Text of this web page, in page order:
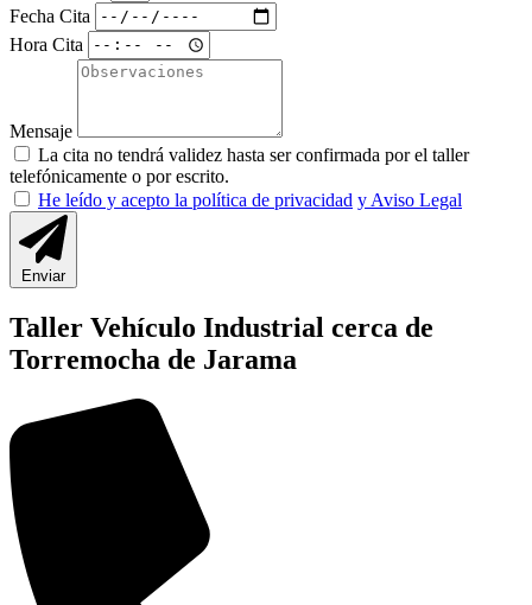
Fecha Cita
Hora Cita
Mensaje
La cita no tendrá validez hasta ser confirmada por el taller
telefónicamente o por escrito.
He leído y acepto la política de privacidad y Aviso Legal
Enviar
Taller Vehículo Industrial cerca de
Torremocha de Jarama